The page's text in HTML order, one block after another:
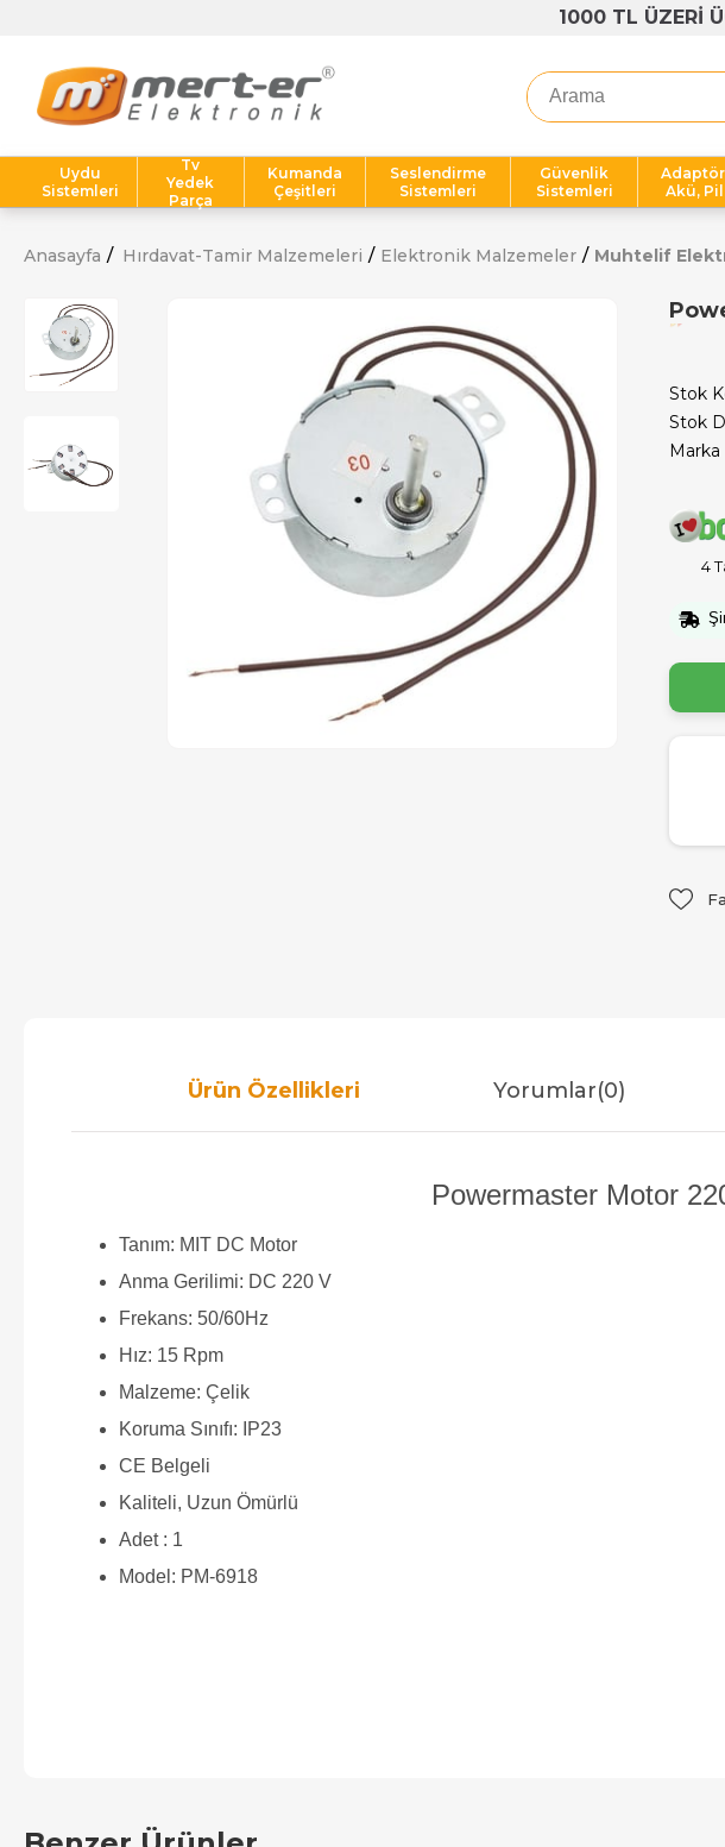
1000 TL ÜZERİ
Uydu
Sistemleri
Tv
Yedek
Parça
Kumanda
Çeşitleri
Seslendirme
Sistemleri
Güvenlik
Sistemleri
Akü, Pil
Anasayfa Hırdavat-Tamir Malzemeleri Elektronik Malzemeler Muhtelif
Stok
Stok
Marka
4
Ürün Özellikleri Yorumlar(0)
Powermaster Motor
Tanım: MIT DC Motor
Anma Gerilimi: DC 220 V
Frekans: 50/60Hz
Hız: 15 Rpm
Malzeme: Çelik
Koruma Sınıfı: IP23
CE Belgeli
Kaliteli, Uzun Ömürlü
Adet : 1
Model: PM-6918